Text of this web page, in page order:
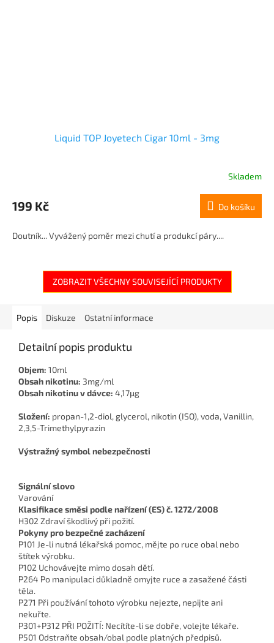
Liquid TOP Joyetech Cigar 10ml - 3mg
Skladem
199 Kč Do košíku
Doutník... Vyvážený poměr mezi chutí a produkcí páry....
ZOBRAZIT VŠECHNY SOUVISEJÍCÍ PRODUKTY
Popis Diskuze Ostatní informace
Detailní popis produktu
Objem: 10ml
Obsah nikotinu: 3mg/ml
Obsah nikotinu v dávce: 4,17μg
Složení: propan-1,2-diol, glycerol, nikotin (ISO), voda, Vanillin,
2,3,5-Trimethylpyrazin
Výstražný symbol nebezpečnosti
Signální slovo
Varování
Klasifikace směsi podle nařízení (ES) č. 1272/2008
H302 Zdraví škodlivý při požití.
Pokyny pro bezpečné zacházení
P101 Je-li nutná lékařská pomoc, mějte po ruce obal nebo
štítek výrobku.
P102 Uchovávejte mimo dosah dětí.
P264 Po manipulaci důkladně omyjte ruce a zasažené části
těla.
P271 Při používání tohoto výrobku nejezte, nepijte ani
nekuřte.
P301+P312 PŘI POŽITÍ: Necítíte-li se dobře, volejte lékaře.
P501 Odstraňte obsah/obal podle platných předpisů.